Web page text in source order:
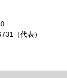
（代表）